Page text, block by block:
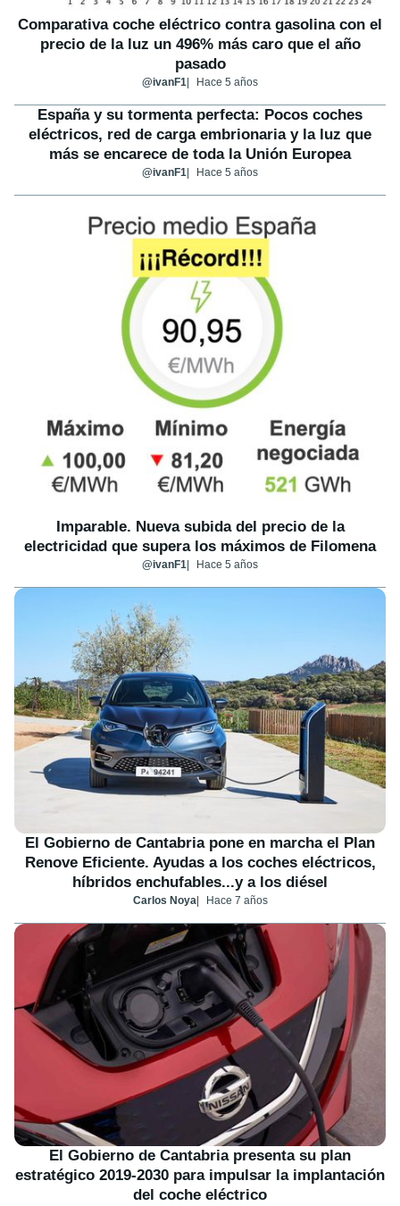
Comparativa coche eléctrico contra gasolina con el
precio de la luz un 496% más caro que el año
pasado
@ivanF1 Hace 5 años
España y su tormenta perfecta: Pocos coches
eléctricos, red de carga embrionaria y la luz que
más se encarece de toda la Unión Europea
@ivanF1 Hace 5 años
Imparable. Nueva subida del precio de la
electricidad que supera los máximos de Filomena
@ivanF1 Hace 5 años
El Gobierno de Cantabria pone en marcha el Plan
Renove Eficiente. Ayudas a los coches eléctricos,
híbridos enchufables...y a los diésel
Carlos Noya Hace 7 años
El Gobierno de Cantabria presenta su plan
estratégico 2019-2030 para impulsar la implantación
del coche eléctrico